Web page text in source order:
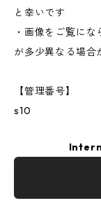
と幸いです
・画像をご覧に
が多少異なる場合
【管理番号】
s10